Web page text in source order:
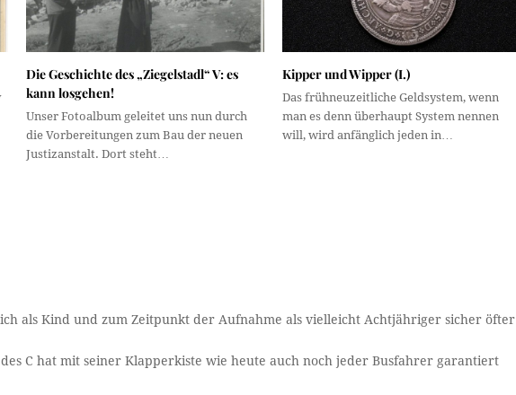
Die Geschichte des „Ziegelstadl“ V: es
kann losgehen!
Unser Fotoalbum geleitet uns nun durch
die Vorbereitungen zum Bau der neuen
Justizanstalt. Dort steht…
Kipper und Wipper (I.)
Das frühneuzeitliche Geldsystem, wenn
man es denn überhaupt System nennen
will, wird anfänglich jeden in…
als Kind und zum Zeitpunkt der Aufnahme als vielleicht Achtjähriger sicher öfter
C hat mit seiner Klapperkiste wie heute auch noch jeder Busfahrer garantiert